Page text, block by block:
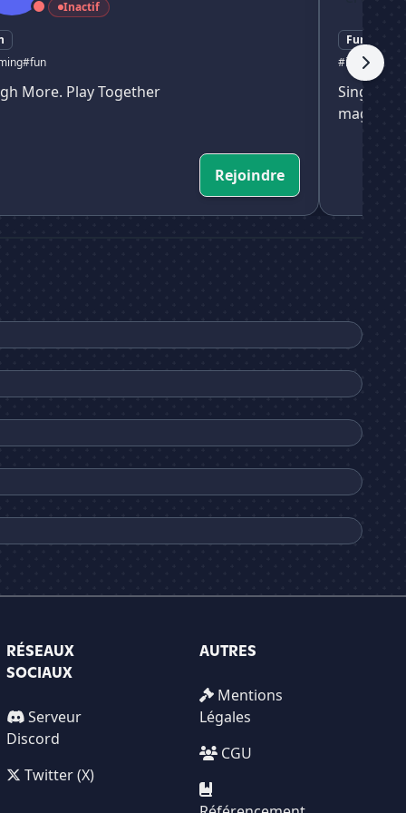
Inactif
#fun
More. Play Together
Rejoindre
Fun
#incontri
Single
magari
RÉSEAUX
SOCIAUX
Serveur
Discord
Twitter (X)
AUTRES
Mentions
Légales
CGU